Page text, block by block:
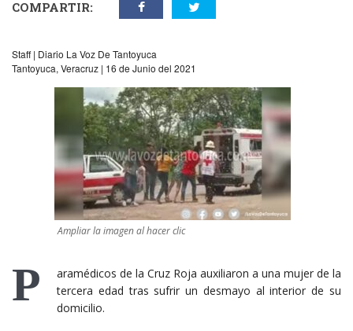
COMPARTIR:
Staff | Diario La Voz De Tantoyuca
Tantoyuca, Veracruz | 16 de Junio del 2021
Ampliar la imagen al hacer clic
P
aramédicos de la Cruz Roja auxiliaron a una mujer de la
tercera edad tras sufrir un desmayo al interior de su
domicilio.